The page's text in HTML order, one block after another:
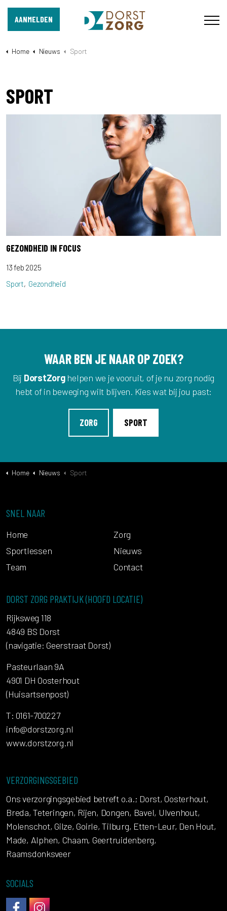
Home Nieuws Sport
SPORT
GEZONDHEID IN FOCUS
13 feb 2025
Sport
Gezondheid
WAAR BEN JE NAAR OP ZOEK?
Bij DorstZorghelpen we je vooruit, of je nu zorg nodig
hebt of in beweging wilt blijven. Kies wat bij jou past:
ZORG SPORT
AANMELDEN
Home Nieuws Sport
SNEL NAAR
Home
Zorg
Sportlessen
Nieuws
Team
Contact
DORST ZORG PRAKTIJK (HOOFD LOCATIE)
Rijksweg 118
4849 BS Dorst
(navigatie: Geerstraat Dorst)
Pasteurlaan 9A
4901 DH Oosterhout
(Huisartsenpost)
T: 0161-700227
info@dorstzorg.nl
www.dorstzorg.nl
VERZORGINGSGEBIED
Ons verzorgingsgebied betreft o.a.; Dorst, Oosterhout,
Breda, Teteringen, Rijen, Dongen, Bavel, Ulvenhout,
Molenschot, Gilze, Goirle, Tilburg, Etten-Leur, Den Hout,
Made, Alphen, Chaam, Geertruidenberg,
Raamsdonksveer
SOCIALS